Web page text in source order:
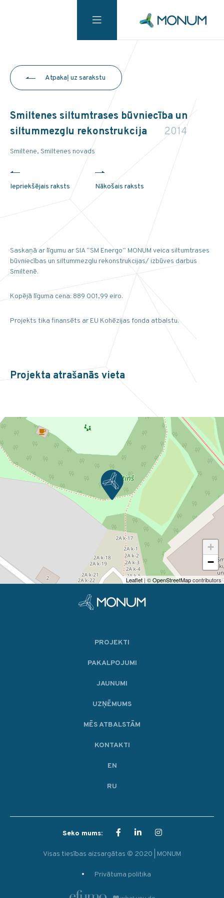
Atpakaļ uz sarakstu
Smiltenes siltumtrases būvniecība un
siltummezglu rekonstrukcija
2014
Smiltene, Smiltenes novads
Iepriekšējais raksts Nākošais raksts
Saskaņā ar līgumu ar SIA “SM Energo” MONUM veica siltumtrases
būvniecības un siltummezglu rekonstrukcijas/ izbūves darbus
Smiltenē.
Kopējā līguma cena: 889 001,99 eiro.
Projekts tika finansēts ar EU Kohēzijas fonda atbalstu.
Projekta atrašanās vieta
+
−
Leaflet | ©OpenStreetMapcontributors
PROJEKTI
PAKALPOJUMI
JAUNUMI
UZŅĒMUMS
MĒS ATBALSTĀM
KONTAKTI
EN
RU
Visas tiesības aizsargātas © 2020 | MONUM
Privātuma politika
Seko mums: